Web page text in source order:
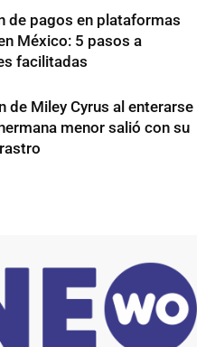
de pagos en plataformas
México: 5 pasos a
facilitadas
de Miley Cyrus al enterarse
menor salió con su